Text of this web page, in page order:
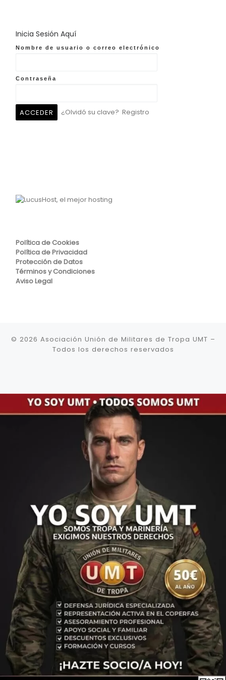
Inicia Sesión Aquí
Nombre de usuario o correo electrónico
Contraseña
¿Olvidó su clave? Registro
Política de Cookies
Política de Privacidad
Protección de Datos
Términos y Condiciones
Aviso Legal
© 2026 Asociación Unión de Militares de Tropa UMT –
Todos los derechos reservados